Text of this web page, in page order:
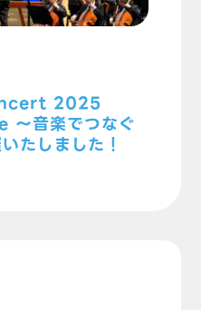
2025
音楽でつなぐ
たしました！